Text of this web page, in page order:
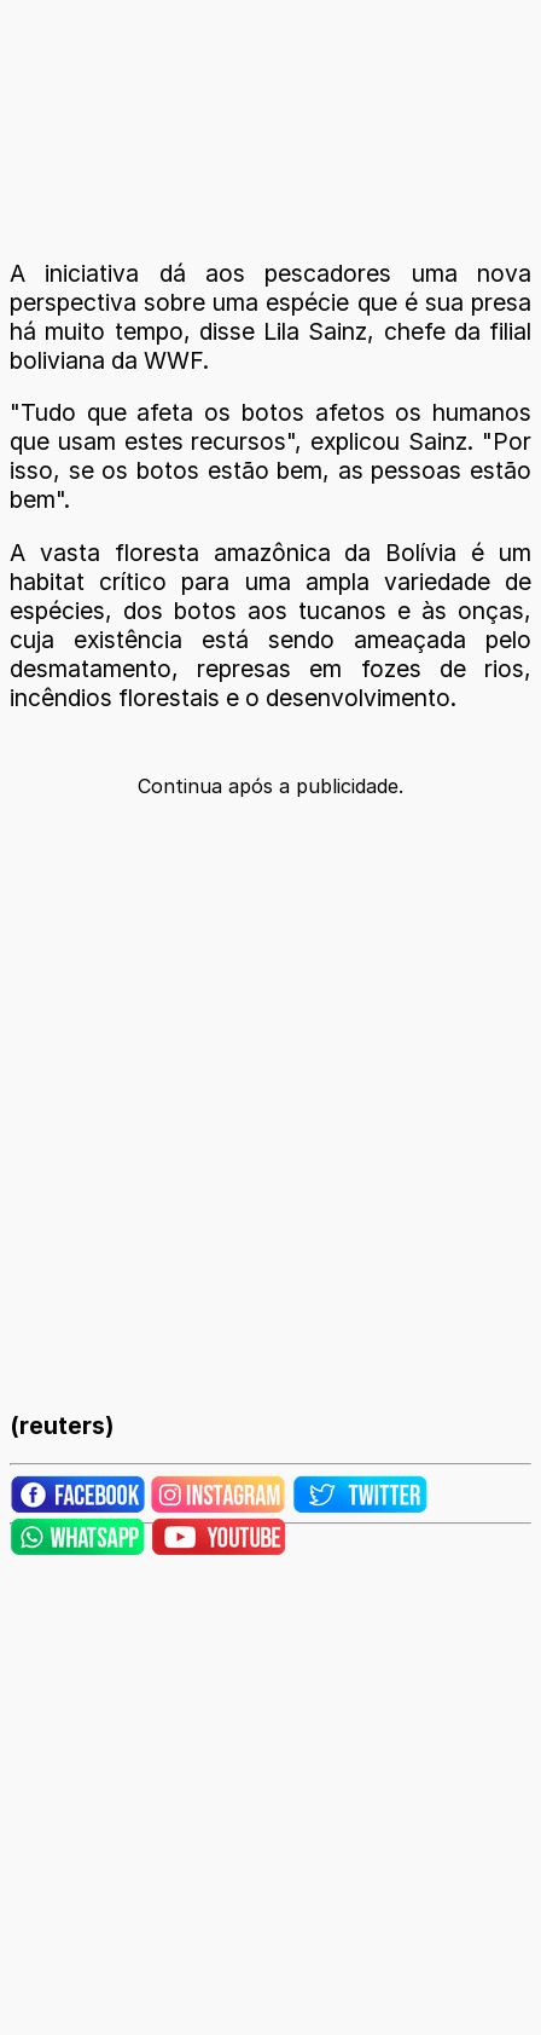
A iniciativa dá aos pescadores uma nova
perspectiva sobre uma espécie que é sua presa
há muito tempo, disse Lila Sainz, chefe da filial
boliviana da WWF.
"Tudo que afeta os botos afetos os humanos
que usam estes recursos", explicou Sainz. "Por
isso, se os botos estão bem, as pessoas estão
bem".
A vasta floresta amazônica da Bolívia é um
habitat crítico para uma ampla variedade de
espécies, dos botos aos tucanos e às onças,
cuja existência está sendo ameaçada pelo
desmatamento, represas em fozes de rios,
incêndios florestais e o desenvolvimento.
Continua após a publicidade.
(reuters)